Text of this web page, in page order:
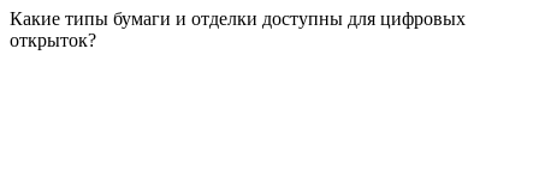
Какие типы бумаги и отделки доступны для цифровых
открыток?